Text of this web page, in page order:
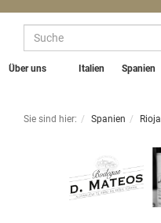
Über uns Italien Spanien
Sie sind hier: Spanien Rioja